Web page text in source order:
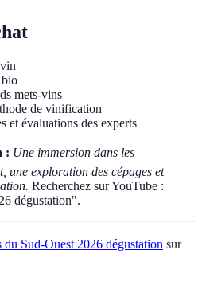
mets-vins
de vinification
et évaluations des experts
: Une immersion dans les
une exploration des cépages et
Recherchez sur YouTube :
dégustation".
du Sud-Ouest 2026 dégustation sur